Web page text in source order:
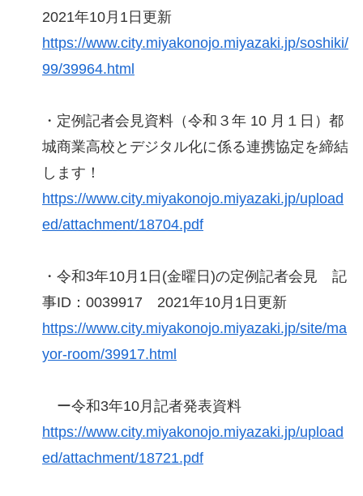
2021年10月1日更新
https://www.city.miyakonojo.miyazaki.jp/soshiki/
99/39964.html
・定例記者会見資料（令和３年 10 月１日）都
城商業高校とデジタル化に係る連携協定を締結
します！
https://www.city.miyakonojo.miyazaki.jp/upload
ed/attachment/18704.pdf
・令和3年10月1日(金曜日)の定例記者会見 記
事ID：0039917 2021年10月1日更新
https://www.city.miyakonojo.miyazaki.jp/site/ma
yor-room/39917.html
ー令和3年10月記者発表資料
https://www.city.miyakonojo.miyazaki.jp/upload
ed/attachment/18721.pdf